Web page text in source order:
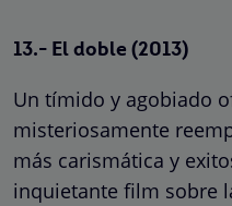
13.- El doble (2013)
Un tímido y agobiado
misteriosamente
más carismática y
inquietante film sobre